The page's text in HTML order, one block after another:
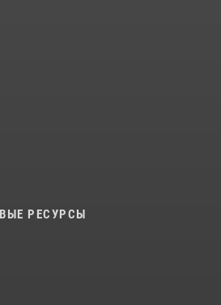
РЕСУРСЫ